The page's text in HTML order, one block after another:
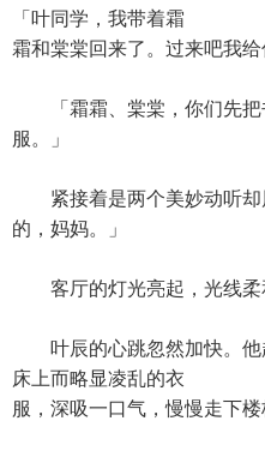
「叶同学，我带着霜
霜和棠棠回来了。过来吧我给
「霜霜、棠棠，你们先把
服。」
紧接着是两个美妙动听却
的，妈妈。」
客厅的灯光亮起，光线柔
叶辰的心跳忽然加快。他
床上而略显凌乱的衣
服，深吸一口气，慢慢走下楼